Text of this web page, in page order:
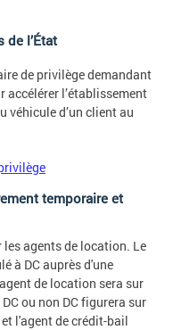
de l’État
de privilège demandant
accélérer l’établissement
véhicule d’un client au
temporaire et
agents de location. Le
à DC auprès d'une
de location sera sur
ou non DC figurera sur
l'agent de crédit-bail